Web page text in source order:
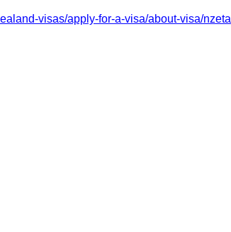
visas/apply-for-a-visa/about-visa/nzeta